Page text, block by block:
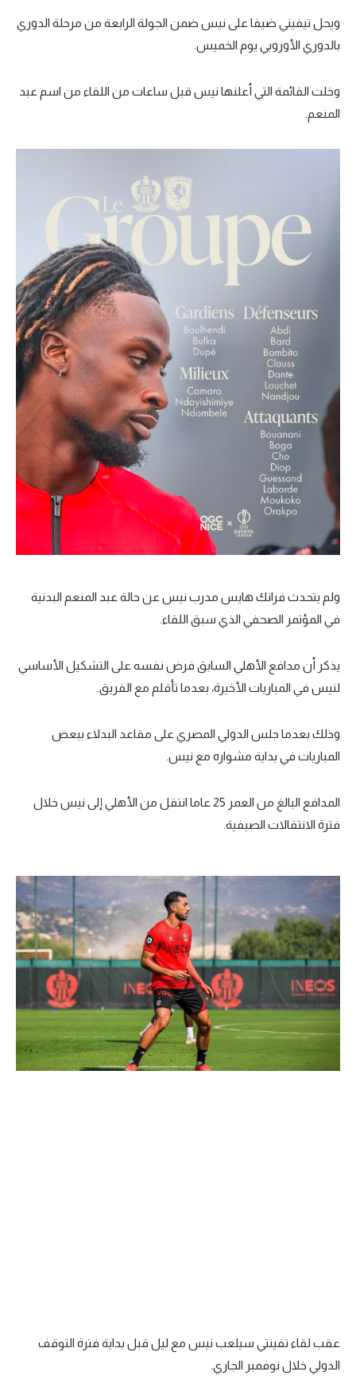
رياضة نسائية
تقرير في الجول
تحليل في الجول
حكايات في الجول
كويز في الجول
فيديو في الجول
ويحل تيفيني ضيفا على نيس ضمن الجولة الرابعة من مرحلة الدوري
بالدوري الأوروبي يوم الخميس.
وخلت القائمة التي أعلنها نيس قبل ساعات من اللقاء من اسم عبد
المنعم.
ولم يتحدث فرانك هايس مدرب نيس عن حالة عبد المنعم البدنية
في المؤتمر الصحفي الذي سبق اللقاء.
يذكر أن مدافع الأهلي السابق فرض نفسه على التشكيل الأساسي
لنيس في المباريات الأخيرة، بعدما تأقلم مع الفريق.
وذلك بعدما جلس الدولي المصري على مقاعد البدلاء ببعض
المباريات في بداية مشواره مع نيس.
المدافع البالغ من العمر 25 عاما انتقل من الأهلي إلى نيس خلال
فترة الانتقالات الصيفية.
عقب لقاء تفينتي سيلعب نيس مع ليل قبل بداية فترة التوقف
الدولي خلال نوفمبر الجاري.